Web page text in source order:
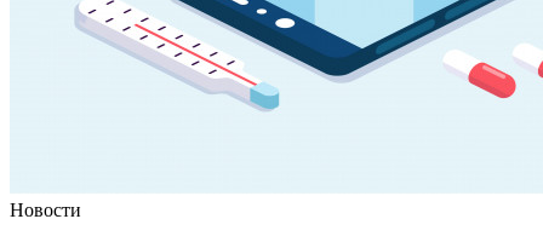
Новости